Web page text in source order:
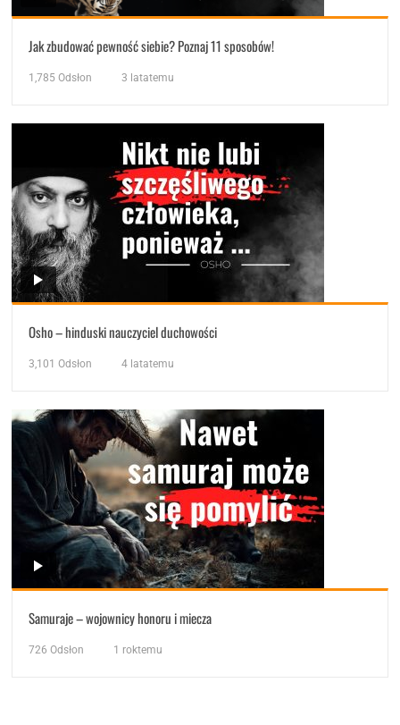
Jak zbudować pewność siebie? Poznaj 11 sposobów!
1,785 Odsłon 3 latatemu
Osho – hinduski nauczyciel duchowości
3,101 Odsłon 4 latatemu
Samuraje – wojownicy honoru i miecza
726 Odsłon 1 roktemu